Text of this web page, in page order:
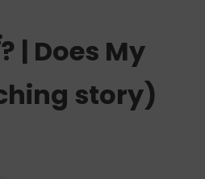
| Does My
story)